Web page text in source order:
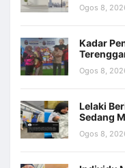
Ogos 8,
Kadar
Ogos 8,
Lelaki
Sedang
Ogos 8,